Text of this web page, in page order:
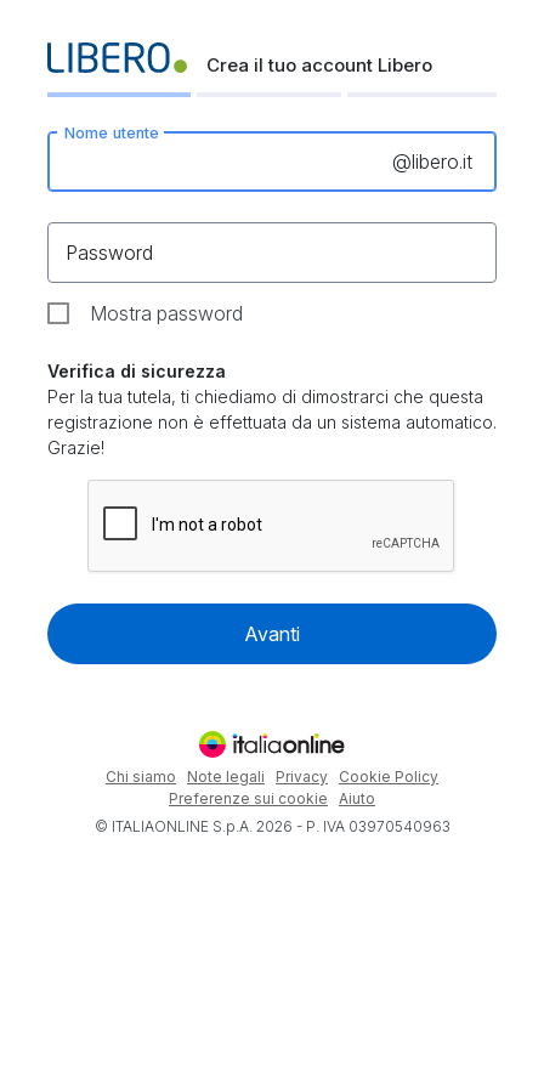
Crea il tuo account Libero
Nome utente
@libero.it
Password
Mostra password
Verifica di sicurezza
Per la tua tutela, ti chiediamo di dimostrarci che questa
registrazione non è effettuata da un sistema automatico.
Grazie!
Avanti
Chi siamo Note legali Privacy
Cookie Policy
Preferenze sui cookie
Aiuto
© ITALIAONLINE S.p.A. 2026 - P. IVA 03970540963